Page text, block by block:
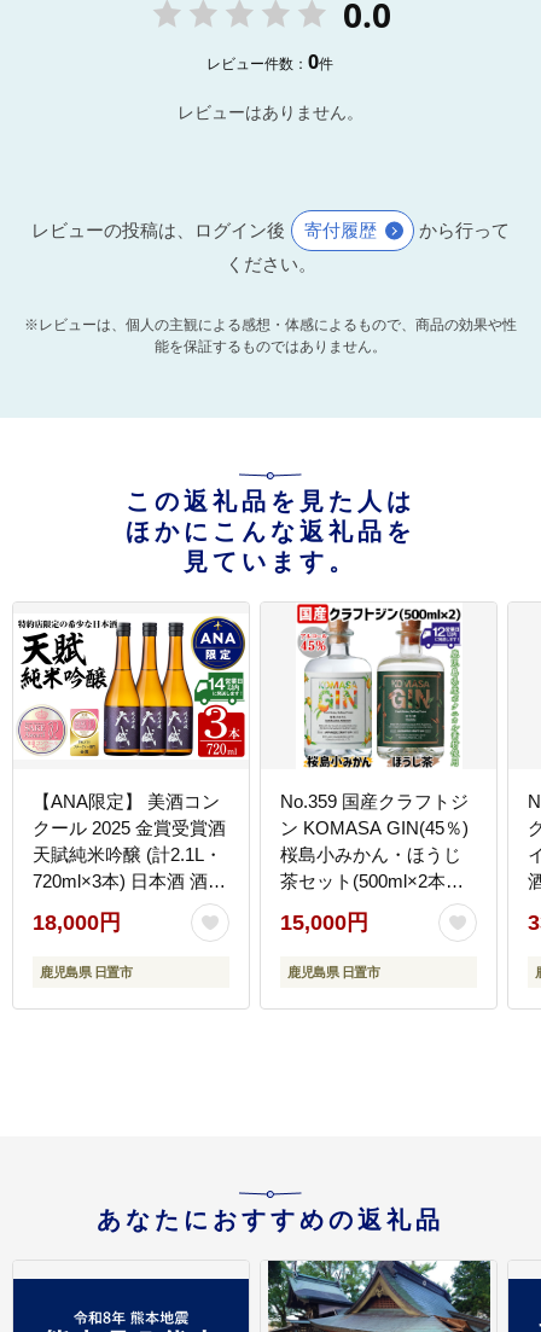
0.0
レビュー件数：0件
レビューはありません。
レビューの投稿は、ログイン後 寄付履歴
から行って
ください。
※レビューは、個人の主観による感想・体感によるもので、商品の効果や性
能を保証するものではありません。
この返礼品を見た人は
ほかにこんな返礼品を
見ています。
【ANA限定】 美酒コン
クール 2025 金賞受賞酒
天賦純米吟醸 (計2.1L・
720ml×3本) 日本酒 酒
米 国産 食中酒 ギフト
贈答 冷蔵 鹿児島県 日置
市【西酒造】No.730
18,000円
鹿児島県 日置市
No.359 国産クラフトジ
ン KOMASA GIN(45％)
桜島小みかん・ほうじ
茶セット(500ml×2本・
計1000ml)【小正醸造】
15,000円
鹿児島県 日置市
常温
あなたにおすすめの返礼品